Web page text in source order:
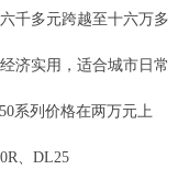
千多元跨越至十六万多
济实用，适合城市日常
系列价格在两万元上
、DL25